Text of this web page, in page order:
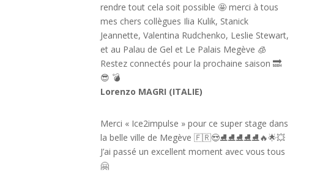
rendre tout cela soit possible 🤩 merci à tous
mes chers collègues Ilia Kulik, Stanick
Jeannette, Valentina Rudchenko, Leslie Stewart,
et au Palau de Gel et Le Palais Megève 🧊
Restez connectés pour la prochaine saison 🔜
😎 💣
Lorenzo MAGRI (ITALIE)
Merci « Ice2impulse » pour ce super stage dans
la belle ville de Megève 🇫🇷😍⛸⛸⛸⛸⛸🔥🌟💥
J’ai passé un excellent moment avec vous tous
🤗